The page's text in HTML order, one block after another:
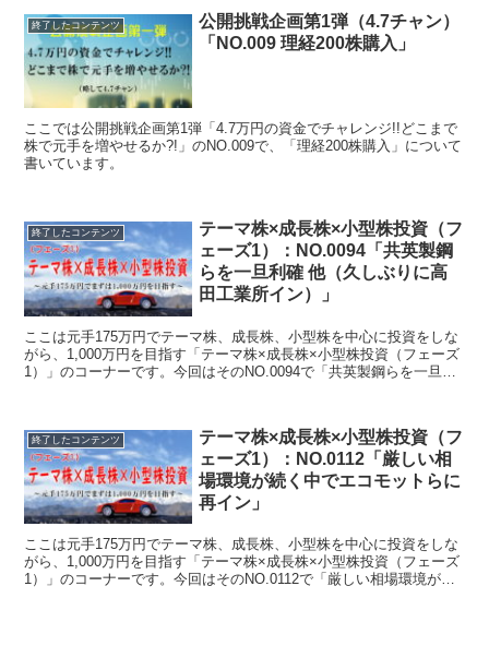
終了したコンテンツ
公開挑戦企画第1弾（4.7チャン）
「NO.009 理経200株購入」
ここでは公開挑戦企画第1弾「4.7万円の資金でチャレンジ!!どこまで
株で元手を増やせるか?!」のNO.009で、「理経200株購入」について
書いています。
終了したコンテンツ
テーマ株×成長株×小型株投資（フ
ェーズ1）：NO.0094「共英製鋼
らを一旦利確 他（久しぶりに高
田工業所イン）」
ここは元手175万円でテーマ株、成長株、小型株を中心に投資をしな
がら、1,000万円を目指す「テーマ株×成長株×小型株投資（フェーズ
1）」のコーナーです。今回はそのNO.0094で「共英製鋼らを一旦利
終了したコンテンツ
テーマ株×成長株×小型株投資（フ
ェーズ1）：NO.0112「厳しい相
場環境が続く中でエコモットらに
再イン」
ここは元手175万円でテーマ株、成長株、小型株を中心に投資をしな
がら、1,000万円を目指す「テーマ株×成長株×小型株投資（フェーズ
1）」のコーナーです。今回はそのNO.0112で「厳しい相場環境が続